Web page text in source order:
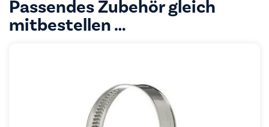
Passendes Zubehör gleich
mitbestellen …